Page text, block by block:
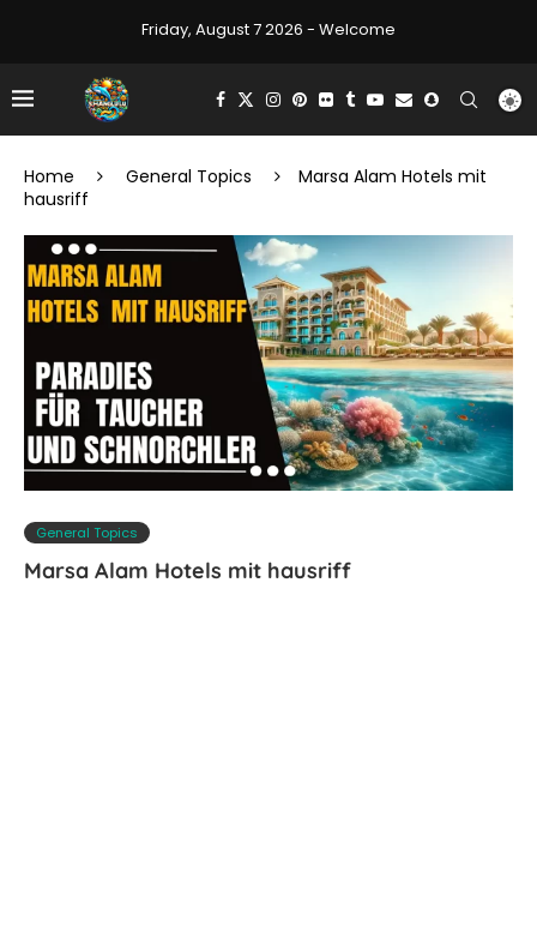
Friday, August 7 2026 - Welcome
Home General Topics
Marsa Alam Hotels mit
hausriff
General Topics
Marsa Alam Hotels mit hausriff